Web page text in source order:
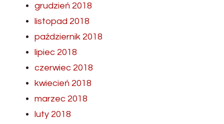
grudzień 2018
listopad 2018
październik 2018
lipiec 2018
czerwiec 2018
kwiecień 2018
marzec 2018
luty 2018